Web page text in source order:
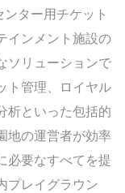
ター用チケット
インメント施設の
ソリューションで
ト管理、ロイヤル
析といった包括的
地の運営者が効率
必要なすべてを提
プレイグラウン